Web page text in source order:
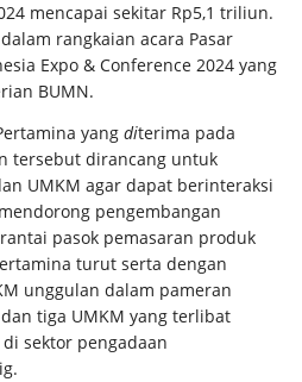
mencapai sekitar Rp5,1 triliun.
rangkaian acara Pasar
Expo & Conference 2024 yang
BUMN.
yang diterima pada
tersebut dirancang untuk
UMKM agar dapat berinteraksi
pengembangan
pasok pemasaran produk
turut serta dengan
unggulan dalam pameran
tiga UMKM yang terlibat
sektor pengadaan